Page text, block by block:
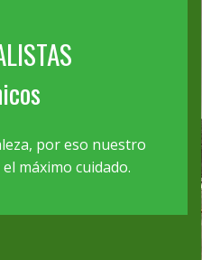
por eso nuestro
máximo cuidado.